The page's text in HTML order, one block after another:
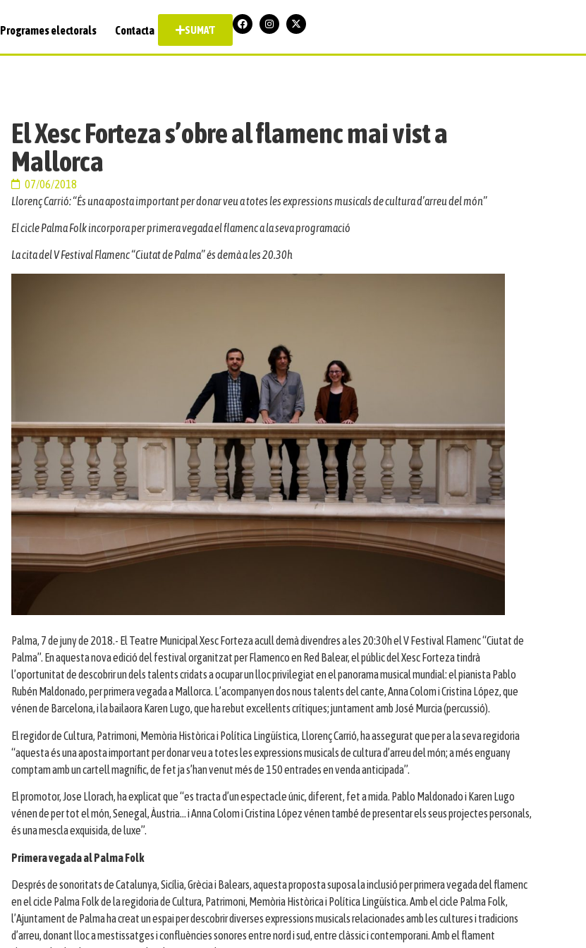
Programes electorals Contacta SUMA'T
El Xesc Forteza s’obre al flamenc mai vist a
Mallorca
07/06/2018
Llorenç Carrió: “És una aposta important per donar veu a totes les expressions musicals de cultura d’arreu del món”
El cicle Palma Folk incorpora per primera vegada el flamenc a la seva programació
La cita del V Festival Flamenc “Ciutat de Palma” és demà a les 20.30h
Palma, 7 de juny de 2018.- El Teatre Municipal Xesc Forteza acull demà divendres a les 20:30h el V Festival Flamenc “Ciutat de
Palma”. En aquesta nova edició del festival organitzat per Flamenco en Red Balear, el públic del Xesc Forteza tindrà
l’oportunitat de descobrir un dels talents cridats a ocupar un lloc privilegiat en el panorama musical mundial: el pianista Pablo
Rubén Maldonado, per primera vegada a Mallorca. L’acompanyen dos nous talents del cante, Anna Colom i Cristina López, que
vénen de Barcelona, i la bailaora Karen Lugo, que ha rebut excel·lents crítiques; juntament amb José Murcia (percussió).
El regidor de Cultura, Patrimoni, Memòria Històrica i Política Lingüística, Llorenç Carrió, ha assegurat que per a la seva regidoria
“aquesta és una aposta important per donar veu a totes les expressions musicals de cultura d’arreu del món; a més enguany
comptam amb un cartell magnífic, de fet ja s’han venut més de 150 entrades en venda anticipada”.
El promotor, Jose Llorach, ha explicat que “es tracta d’un espectacle únic, diferent, fet a mida. Pablo Maldonado i Karen Lugo
vénen de per tot el món, Senegal, Àustria… i Anna Colom i Cristina López vénen també de presentar els seus projectes personals,
és una mescla exquisida, de luxe”.
Primera vegada al Palma Folk
Després de sonoritats de Catalunya, Sicília, Grècia i Balears, aquesta proposta suposa la inclusió per primera vegada del flamenc
en el cicle Palma Folk de la regidoria de Cultura, Patrimoni, Memòria Històrica i Política Lingüística. Amb el cicle Palma Folk,
l’Ajuntament de Palma ha creat un espai per descobrir diverses expressions musicals relacionades amb les cultures i tradicions
d’arreu, donant lloc a mestissatges i confluències sonores entre nord i sud, entre clàssic i contemporani. Amb el flament